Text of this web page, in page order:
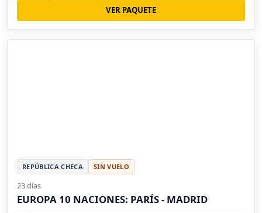
VER PAQUETE
REPÚBLICA CHECA SIN VUELO
23 días
EUROPA 10 NACIONES: PARÍS - MADRID